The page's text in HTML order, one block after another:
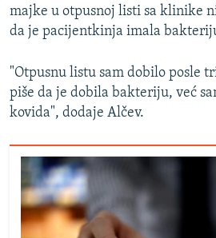
majke u otpusnoj listi sa klinike
da je pacijentkinja imala
"Otpusnu listu sam dobilo posle
piše da je dobila bakteriju, već
kovida", dodaje Alčev.